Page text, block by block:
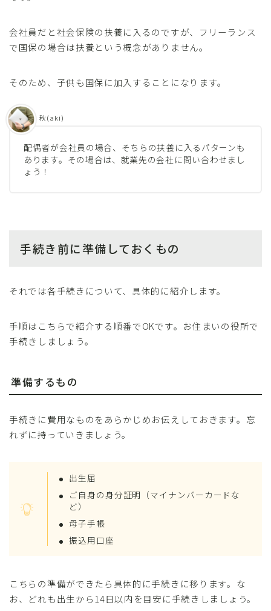
会社員だと社会保険の扶養に入るのですが、フリーランス
で国保の場合は扶養という概念がありません。
そのため、子供も国保に加入することになります。
配偶者が会社員の場合、そちらの扶養に入るパターンも
あります。その場合は、就業先の会社に問い合わせまし
ょう！
秋(aki)
手続き前に準備しておくもの
それでは各手続きについて、具体的に紹介します。
手順はこちらで紹介する順番でOKです。お住まいの役所で
手続きしましょう。
準備するもの
手続きに費用なものをあらかじめお伝えしておきます。忘
れずに持っていきましょう。
出生届
ご自身の身分証明（マイナンバーカードな
ど）
母子手帳
振込用口座
こちらの準備ができたら具体的に手続きに移ります。な
お、どれも出生から14日以内を目安に手続きしましょう。